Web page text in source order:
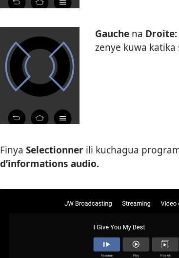
Gauche na Droite:
zenye kuwa
Finya Selectionner ili kuchagua
d’informations audio.